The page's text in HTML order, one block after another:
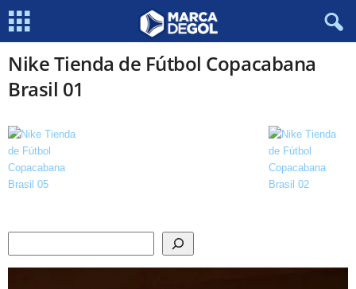
Nike Tienda de Fútbol Copacabana
Brasil 01